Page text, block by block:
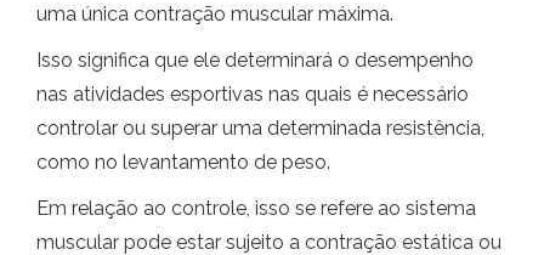
uma única contração muscular máxima.
Isso significa que ele determinará o desempenho
nas atividades esportivas nas quais é necessário
controlar ou superar uma determinada resistência,
como no levantamento de peso.
Em relação ao controle, isso se refere ao sistema
muscular pode estar sujeito a contração estática ou